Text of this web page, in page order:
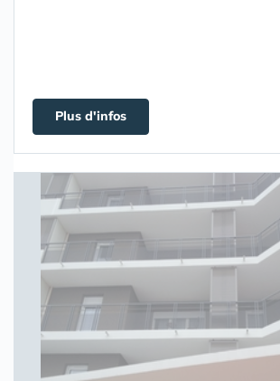
Plus d'infos